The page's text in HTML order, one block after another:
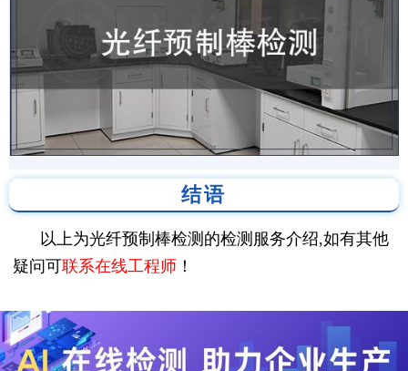
结语
以上为光纤预制棒检测的检测服务介绍,如有其他
疑问可联系在线工程师 ！